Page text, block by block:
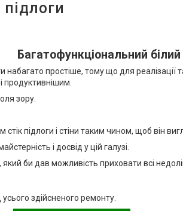
Багатофункціональний
набагато простіше, тому що для реалізації
продуктивнішим.
зору.
підлоги і стіни таким чином, щоб він
і досвід у цій галузі.
би дав можливість приховати всі
здійсненого ремонту.